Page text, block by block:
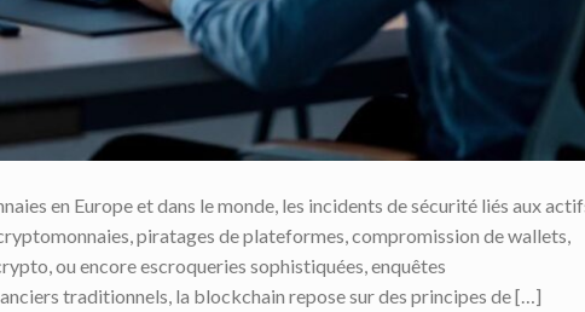
en Europe et dans le monde, les incidents de sécurité liés aux
piratages de plateformes, compromission de wallets,
ou encore escroqueries sophistiquées, enquêtes
traditionnels, la blockchain repose sur des principes de […]